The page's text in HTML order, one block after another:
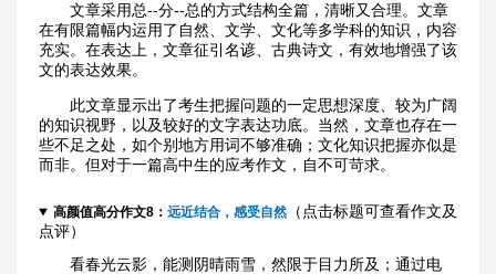
文章采用总--分--总的方式结构全篇，清晰又合理。文章
在有限篇幅内运用了自然、文学、文化等多学科的知识，内容
充实。在表达上，文章征引名谚、古典诗文，有效地增强了该
文的表达效果。
此文章显示出了考生把握问题的一定思想深度、较为广阔
的知识视野，以及较好的文字表达功底。当然，文章也存在一
些不足之处，如个别地方用词不够准确；文化知识把握亦似是
而非。但对于一篇高中生的应考作文，自不可苛求。
高颜值高分作文8： 远近结合，感受自然（点击标题可查看作文及
点评）
看春光云影，能测阴晴雨雪，然限于目力所及；通过电